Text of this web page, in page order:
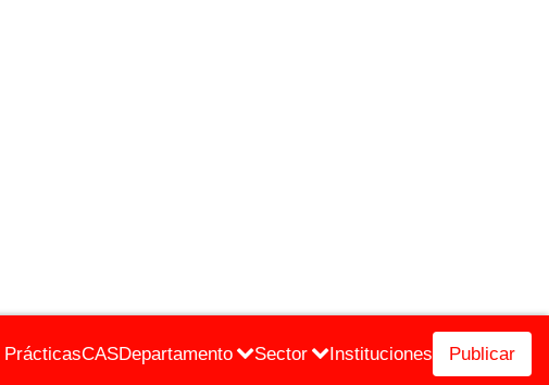
PrácticasCASDepartamento Sector Instituciones Publicar